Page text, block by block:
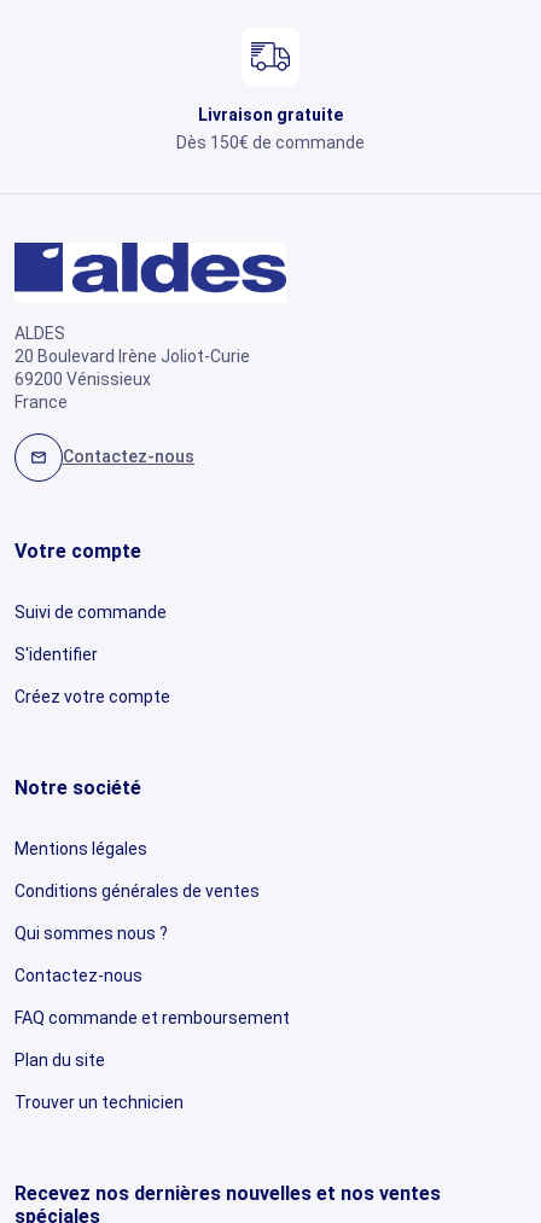
Livraison gratuite
Dès 150€ de commande
ALDES
20 Boulevard Irène Joliot-Curie
69200 Vénissieux
France
mail Contactez-nous
Votre compte
Suivi de commande
S'identifier
Créez votre compte
Notre société
Mentions légales
Conditions générales de ventes
Qui sommes nous ?
Contactez-nous
FAQ commande et remboursement
Plan du site
Trouver un technicien
Recevez nos dernières nouvelles et nos ventes
spéciales